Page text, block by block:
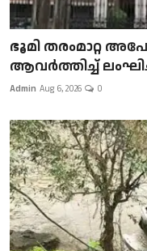
ഭൂമി തരംമാറ്റ
ആവർത്തിച്ച്
Admin Aug 6, 2026 0